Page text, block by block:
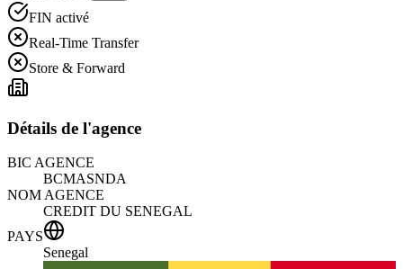
FIN activé
Real-Time Transfer
Store & Forward
Détails de l'agence
BIC AGENCE
BCMASNDA
NOM AGENCE
CREDIT DU SENEGAL
PAYS
Senegal